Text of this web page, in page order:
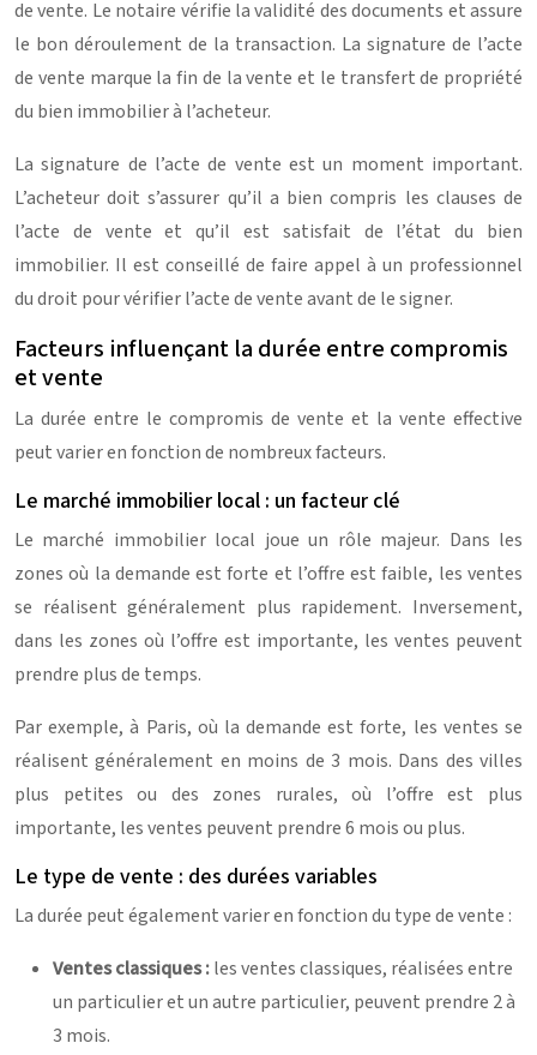
de vente. Le notaire vérifie la validité des documents et assure
le bon déroulement de la transaction. La signature de l’acte
de vente marque la fin de la vente et le transfert de propriété
du bien immobilier à l’acheteur.
La signature de l’acte de vente est un moment important.
L’acheteur doit s’assurer qu’il a bien compris les clauses de
l’acte de vente et qu’il est satisfait de l’état du bien
immobilier. Il est conseillé de faire appel à un professionnel
du droit pour vérifier l’acte de vente avant de le signer.
Facteurs influençant la durée entre compromis
et vente
La durée entre le compromis de vente et la vente effective
peut varier en fonction de nombreux facteurs.
Le marché immobilier local : un facteur clé
Le marché immobilier local joue un rôle majeur. Dans les
zones où la demande est forte et l’offre est faible, les ventes
se réalisent généralement plus rapidement. Inversement,
dans les zones où l’offre est importante, les ventes peuvent
prendre plus de temps.
Par exemple, à Paris, où la demande est forte, les ventes se
réalisent généralement en moins de 3 mois. Dans des villes
plus petites ou des zones rurales, où l’offre est plus
importante, les ventes peuvent prendre 6 mois ou plus.
Le type de vente : des durées variables
La durée peut également varier en fonction du type de vente :
Ventes classiques :les ventes classiques, réalisées entre
un particulier et un autre particulier, peuvent prendre 2 à
3 mois.